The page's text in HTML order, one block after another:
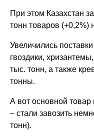
При этом Казахстан
тонн товаров (+0,2%)
Увеличились
гвоздики,
тыс. тонн, а также
тонны.
А вот основной
– стали завозить
тонн).